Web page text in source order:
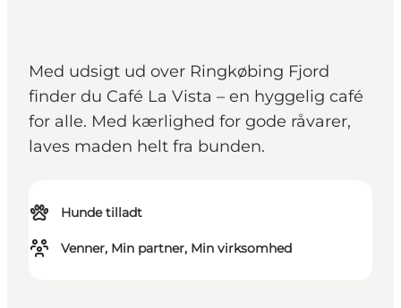
Med udsigt ud over Ringkøbing Fjord
finder du Café La Vista – en hyggelig café
for alle. Med kærlighed for gode råvarer,
laves maden helt fra bunden.
Hunde tilladt
Venner, Min partner, Min virksomhed